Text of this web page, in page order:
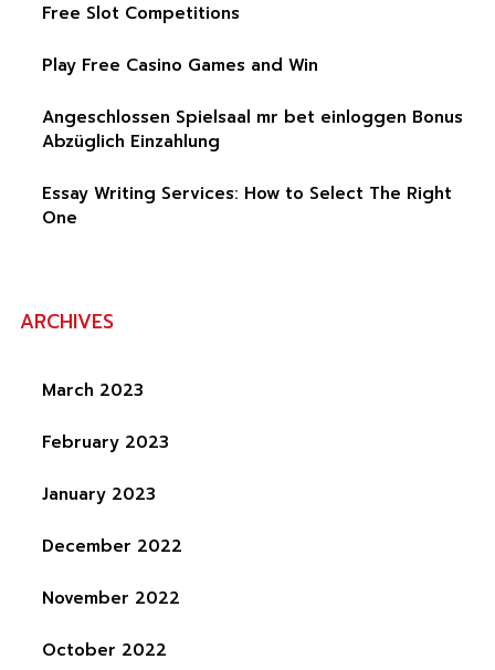
Free Slot Competitions
Play Free Casino Games and Win
Angeschlossen Spielsaal mr bet einloggen Bonus
Abzüglich Einzahlung
Essay Writing Services: How to Select The Right
One
ARCHIVES
March 2023
February 2023
January 2023
December 2022
November 2022
October 2022